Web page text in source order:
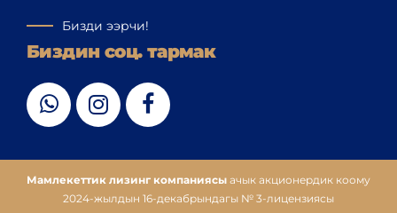
Бизди ээрчи!
Биздин соц. тармак
Мамлекеттик лизинг компаниясы ачык акционердик коому
2024-жылдын 16-декабрындагы № 3-лицензиясы